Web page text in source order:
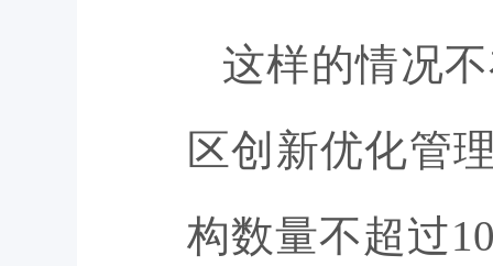
这样的情况
区创新优化管
构数量不超过